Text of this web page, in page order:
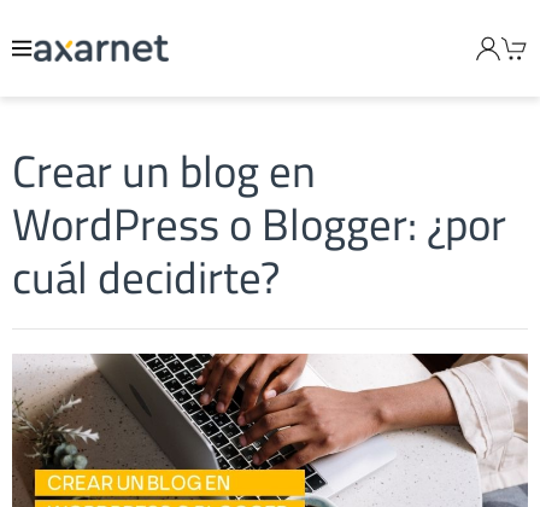
Crear un blog en
WordPress o Blogger: ¿por
cuál decidirte?